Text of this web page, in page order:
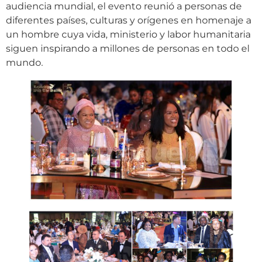
audiencia mundial, el evento reunió a personas de
diferentes países, culturas y orígenes en homenaje a
un hombre cuya vida, ministerio y labor humanitaria
siguen inspirando a millones de personas en todo el
mundo.